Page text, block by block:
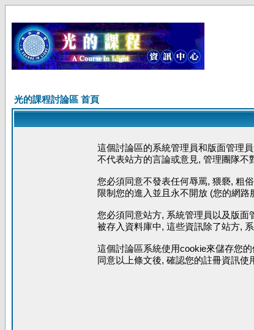
光的課程討論區 首頁
這個討論區的系統管理員和版面管理
不代表站方的言論或意見, 管理團隊
您必須同意不發表任何辱罵, 猥褻, 粗
限制您的進入並且永不開放 (您的網
您必須同意站方, 系統管理員以及版
被存入資料庫中, 這些資訊除了站方,
這個討論區系統使用cookie來儲存您
同意以上條文後, 確認您的註冊資訊使